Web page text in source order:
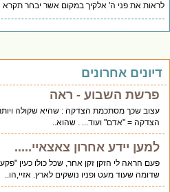
את פני ה' אלקיך במקום אשר יבחר תקרא
אחרונים
פרשת השבוע - ראה
עצוב שכך מסתכמת הצדקה : שהיא שקולה
הצדקה = "אדם" ועוד... . שהוא..
למען יידע אחרון צאצאיי.....
פעם הראה לי הזקן זקן אחר, שכל כולו כעין
שדומה שעוד מעט ופניו נושקים לארץ. אזיי,הו..